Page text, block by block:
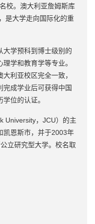
校。澳大利亚詹姆斯库
是大学走向国际化的重
学预科到博士级别的
学和教育学等专业。
利亚校区完全一致，
完成学业后可获得中国
位的认证。
，JCU）的主
凯恩斯市，并于2003年
立研究型大学。校名取